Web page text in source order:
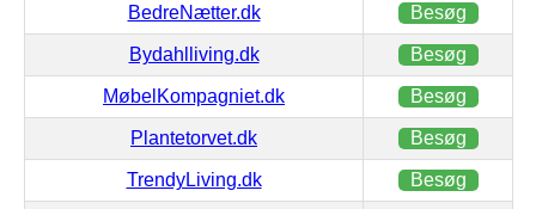
BedreNætter.dk Besøg
Bydahlliving.dk Besøg
MøbelKompagniet.dk Besøg
Plantetorvet.dk Besøg
TrendyLiving.dk Besøg